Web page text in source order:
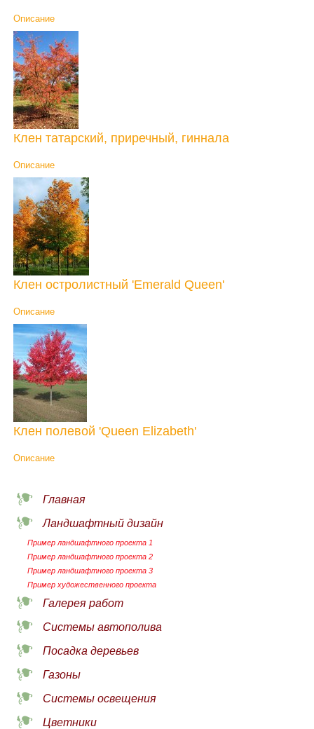
Описание
Клен татарский, приречный, гиннала
Описание
Клен остролистный 'Emerald Queen'
Описание
Клен полевой 'Queen Elizabeth'
Описание
Главная
Ландшафтный дизайн
Пример ландшафтного проекта 1
Пример ландшафтного проекта 2
Пример ландшафтного проекта 3
Пример художественного проекта
Галерея работ
Системы автополива
Посадка деревьев
Газоны
Системы освещения
Цветники